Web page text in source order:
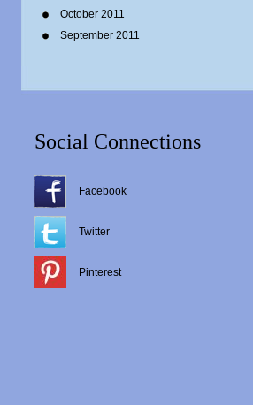
October 2011
September 2011
Social Connections
Facebook
Twitter
Pinterest